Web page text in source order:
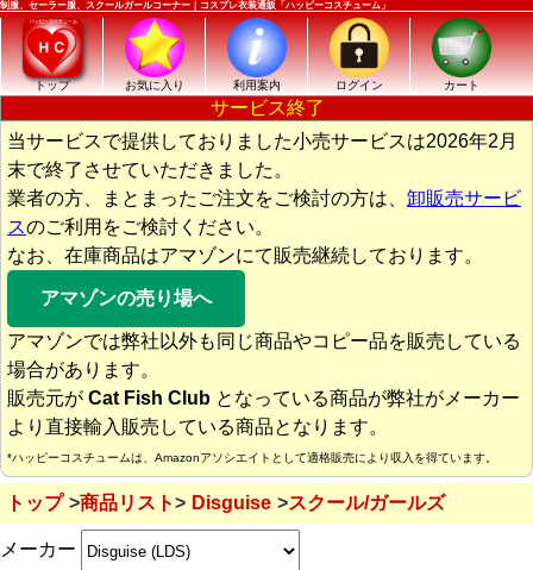
制服、セーラー服、スクールガールコーナー｜コスプレ衣装通販「ハッピーコスチューム」
トップ お気に入り 利用案内 ログイン カート
サービス終了
当サービスで提供しておりました小売サービスは2026年2月
末で終了させていただきました。
業者の方、まとまったご注文をご検討の方は、 卸販売サービ
スのご利用をご検討ください。
なお、在庫商品はアマゾンにて販売継続しております。
アマゾンの売り場へ
アマゾンでは弊社以外も同じ商品やコピー品を販売している
場合があります。
販売元が Cat Fish Club となっている商品が弊社がメーカー
より直接輸入販売している商品となります。
*ハッピーコスチュームは、Amazonアソシエイトとして適格販売により収入を得ています。
トップ 商品リスト Disguise スクール/ガールズ
メーカー